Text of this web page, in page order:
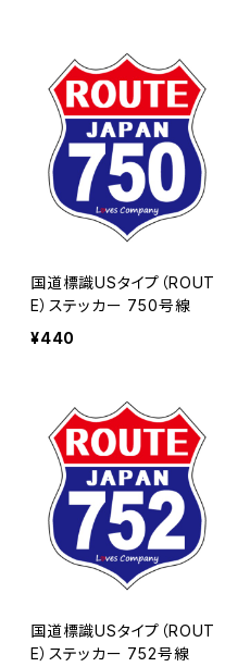
国道標識USタイプ（ROUT
E）ステッカー 750号線
¥440
国道標識USタイプ（ROUT
E）ステッカー 752号線